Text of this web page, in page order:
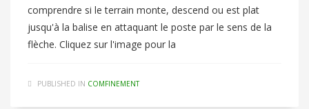
comprendre si le terrain monte, descend ou est plat
jusqu'à la balise en attaquant le poste par le sens de la
flèche. Cliquez sur l'image pour la
PUBLISHED IN COMFINEMENT